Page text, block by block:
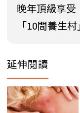
晚年頂級享受
「10間養生
延伸閱讀